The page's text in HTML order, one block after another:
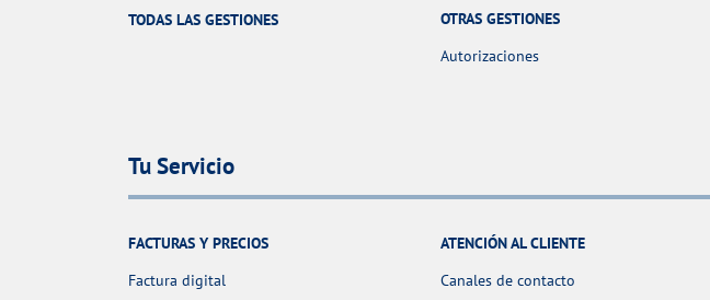
TODAS LAS GESTIONES
OTRAS GESTIONES
Autorizaciones
Tu Servicio
FACTURAS Y PRECIOS
Factura digital
ATENCIÓN AL CLIENTE
Canales de contacto